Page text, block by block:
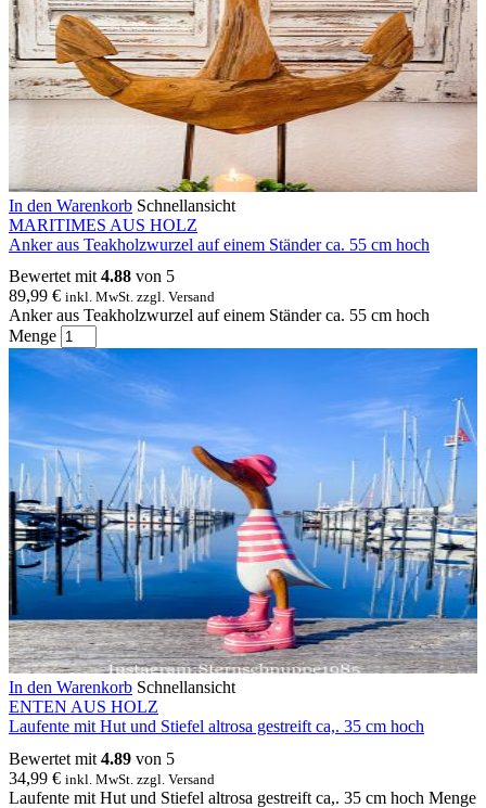
In den Warenkorb Schnellansicht
MARITIMES AUS HOLZ
Anker aus Teakholzwurzel auf einem Ständer ca. 55 cm hoch
Bewertet mit 4.88 von 5
89,99 € inkl. MwSt. zzgl. Versand
Anker aus Teakholzwurzel auf einem Ständer ca. 55 cm hoch
Menge
In den Warenkorb Schnellansicht
ENTEN AUS HOLZ
Laufente mit Hut und Stiefel altrosa gestreift ca,. 35 cm hoch
Bewertet mit 4.89 von 5
34,99 € inkl. MwSt. zzgl. Versand
Laufente mit Hut und Stiefel altrosa gestreift ca,. 35 cm hoch Menge